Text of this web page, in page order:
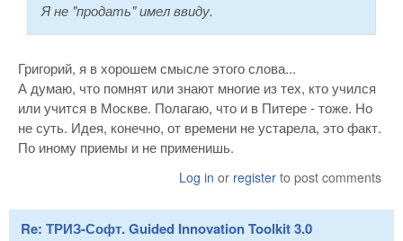
Я не "продать" имел ввиду.
Григорий, я в хорошем смысле этого слова...
А думаю, что помнят или знают многие из тех, кто учился
или учится в Москве. Полагаю, что и в Питере - тоже. Но
не суть. Идея, конечно, от времени не устарела, это факт.
По иному приемы и не применишь.
Log in or register to post comments
Re: ТРИЗ-Софт. Guided Innovation Toolkit 3.0